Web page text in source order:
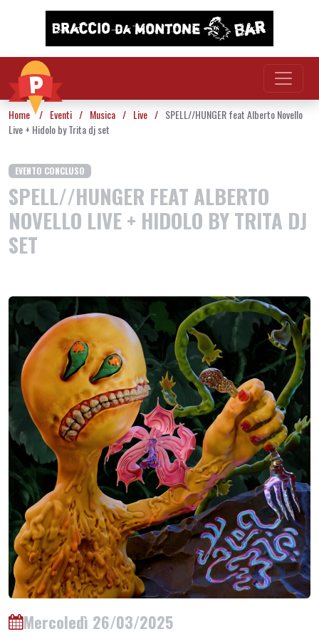
Vai al contenuto
Home / Eventi / Musica / Live / SPELL//HUNGER feat Alberto Novello
Live + Hidolo by Trita dj set
EVENTO CONCLUSO
SPELL//HUNGER FEAT ALBERTO
NOVELLO LIVE + HIDOLO BY TRITA DJ
SET
Mercoledì 26/03/2025